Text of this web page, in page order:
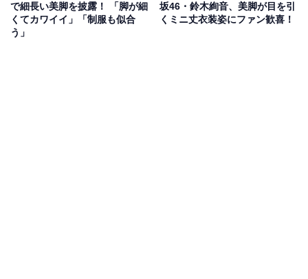
で細長い美脚を披露！ 「脚が細
くてカワイイ」「制服も似合
う」
坂46・鈴木絢音、美脚が目を引
くミニ丈衣装姿にファン歓喜！